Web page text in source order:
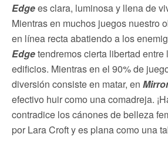
Edgees clara, luminosa y llena de
Mientras en muchos juegos nuestro
en línea recta abatiendo a los
Edgetendremos cierta libertad
edificios. Mientras en el 90% de
diversión consiste en matar, en
efectivo huir como una comadreja.
contradice los cánones de belleza
por Lara Croft y es plana como una